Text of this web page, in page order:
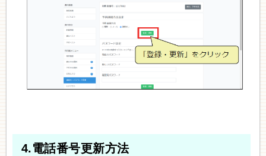
4.電話番号更新方法